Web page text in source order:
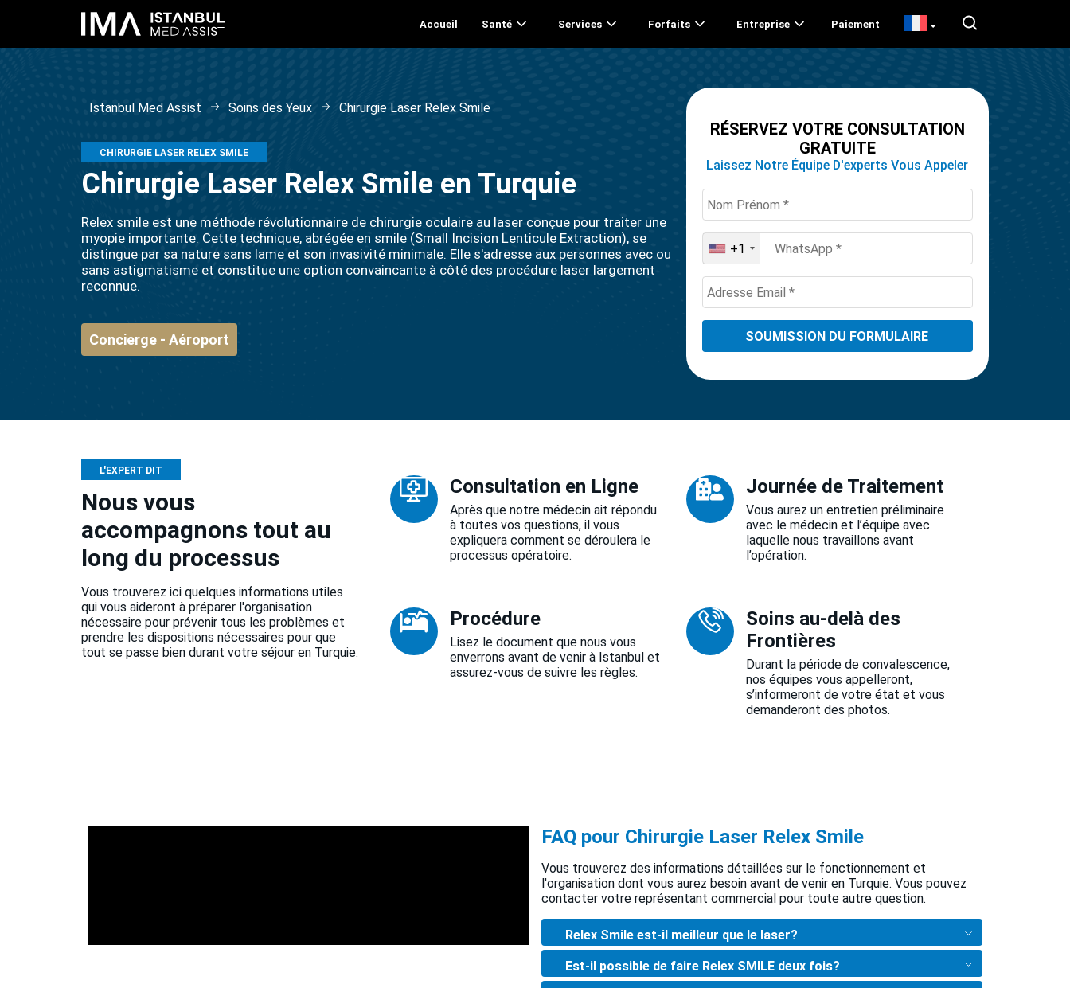
Accueil Santé Services Forfaits Entreprise Paiement
Istanbul Med Assist Soins des Yeux Chirurgie Laser Relex Smile
CHIRURGIE LASER RELEX SMILE
Chirurgie Laser Relex Smile en Turquie
Relex smile est une méthode révolutionnaire de chirurgie oculaire au laser conçue pour traiter une
myopie importante. Cette technique, abrégée en smile (Small Incision Lenticule Extraction), se
distingue par sa nature sans lame et son invasivité minimale. Elle s'adresse aux personnes avec ou
sans astigmatisme et constitue une option convaincante à côté des procédure laser largement
reconnue.
Concierge - Aéroport
RÉSERVEZ VOTRE CONSULTATION
GRATUITE
Laissez Notre Équipe D'experts Vous Appeler
United
States
+1
+1
L'EXPERT DIT
Nous vous
accompagnons tout au
long du processus
Vous trouverez ici quelques informations utiles
qui vous aideront à préparer l'organisation
nécessaire pour prévenir tous les problèmes et
prendre les dispositions nécessaires pour que
tout se passe bien durant votre séjour en Turquie.
Consultation en Ligne
Après que notre médecin ait répondu
à toutes vos questions, il vous
expliquera comment se déroulera le
processus opératoire.
Journée de Traitement
Vous aurez un entretien préliminaire
avec le médecin et l’équipe avec
laquelle nous travaillons avant
l’opération.
Procédure
Lisez le document que nous vous
enverrons avant de venir à Istanbul et
assurez-vous de suivre les règles.
Soins au-delà des
Frontières
Durant la période de convalescence,
nos équipes vous appelleront,
s’informeront de votre état et vous
demanderont des photos.
FAQ pour Chirurgie Laser Relex Smile
Vous trouverez des informations détaillées sur le fonctionnement et
l'organisation dont vous aurez besoin avant de venir en Turquie. Vous pouvez
contacter votre représentant commercial pour toute autre question.
Relex Smile est-il meilleur que le laser?
Est-il possible de faire Relex SMILE deux fois?